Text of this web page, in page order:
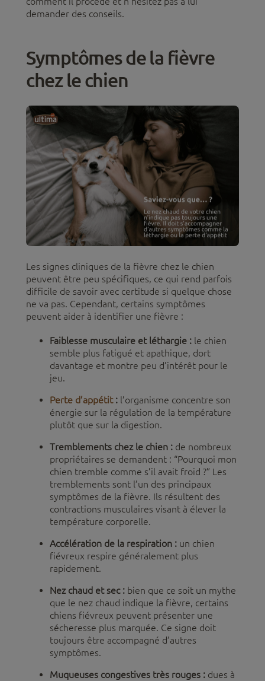
demander des conseils.
Symptômes de la fièvre
chez le chien
Les signes cliniques de la fièvre chez le chien
peuvent être peu spécifiques, ce qui rend parfois
difficile de savoir avec certitude si quelque chose
ne va pas. Cependant, certains symptômes
peuvent aider à identifier une fièvre :
Faiblesse musculaire et léthargie : le chien
semble plus fatigué et apathique, dort
davantage et montre peu d’intérêt pour le
jeu.
Perte d’appétit: l’organisme concentre son
énergie sur la régulation de la température
plutôt que sur la digestion.
Tremblements chez le chien : de nombreux
propriétaires se demandent : “Pourquoi mon
chien tremble comme s’il avait froid ?” Les
tremblements sont l’un des principaux
symptômes de la fièvre. Ils résultent des
contractions musculaires visant à élever la
température corporelle.
Accélération de la respiration : un chien
fiévreux respire généralement plus
rapidement.
Nez chaud et sec : bien que ce soit un mythe
que le nez chaud indique la fièvre, certains
chiens fiévreux peuvent présenter une
sécheresse plus marquée. Ce signe doit
toujours être accompagné d’autres
symptômes.
Muqueuses congestives très rouges : dues à